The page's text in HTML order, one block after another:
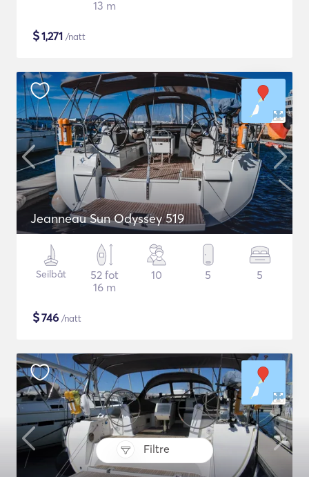
Filtre
13 m
$1,271 /natt
Jeanneau Sun Odyssey 519
Seilbåt
52 fot
16 m
10 5 5
$746 /natt